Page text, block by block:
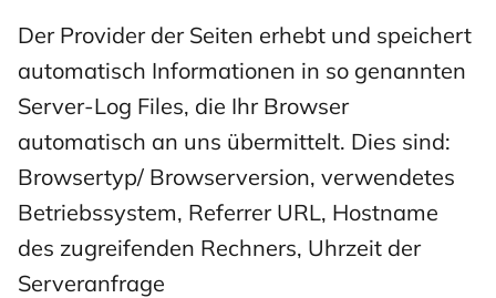
Der Provider der Seiten erhebt und speichert
automatisch Informationen in so genannten
Server-Log Files, die Ihr Browser
automatisch an uns übermittelt. Dies sind:
Browsertyp/ Browserversion, verwendetes
Betriebssystem, Referrer URL, Hostname
des zugreifenden Rechners, Uhrzeit der
Serveranfrage